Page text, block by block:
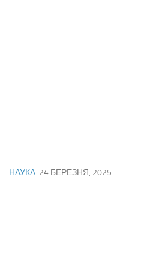
НАУКА 24 БЕРЕЗНЯ, 2025